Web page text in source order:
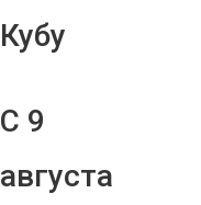
Кубу
С 9
августа